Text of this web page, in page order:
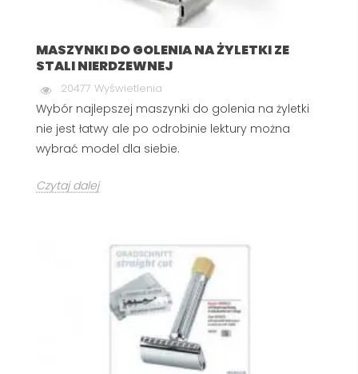
MASZYNKI DO GOLENIA NA ŻYLETKI ZE
STALI NIERDZEWNEJ
20477 Wyświetlenia
Wybór najlepszej maszynki do golenia na żyletki
nie jest łatwy ale po odrobinie lektury można
wybrać model dla siebie.
Czytaj dalej